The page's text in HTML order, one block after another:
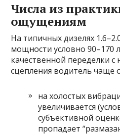
Числа из
ощущениям
На типичных дизелях
мощности условно 90–170
качественной переделки
сцепления водитель чаще
на холостых
увеличивается
субъективной
пропадает